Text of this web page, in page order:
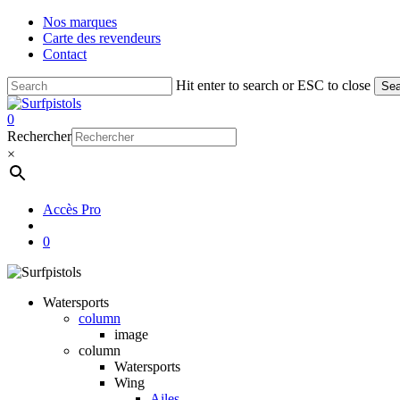
Skip
main
Nos marques
Carte des revendeurs
Contact
Hit enter to search or ESC to close
Close
Search
account
0
Menu
Rechercher
×
Accès Pro
0
Watersports
column
image
column
Watersports
Wing